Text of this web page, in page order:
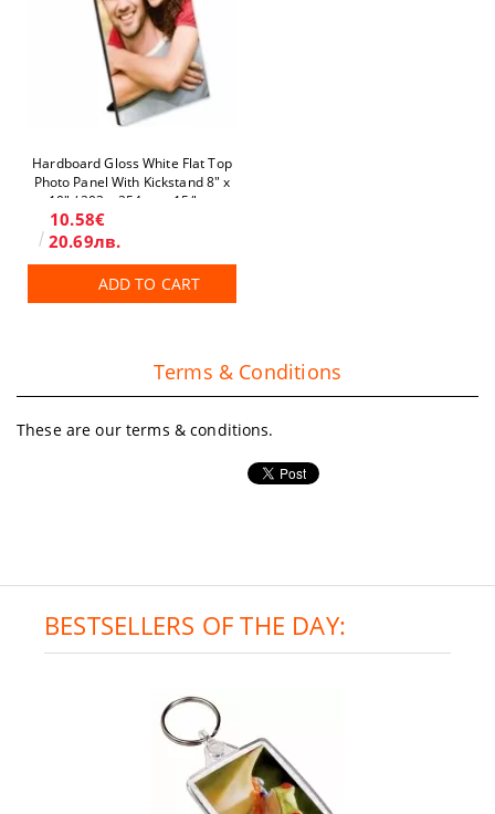
Hardboard Gloss White Flat Top
Photo Panel With Kickstand 8" x
10" / 203 x 254 mm 15/box
10.58€
20.69лв.
ADD TO CART
Terms & Conditions
These are our terms & conditions.
BESTSELLERS OF THE DAY: